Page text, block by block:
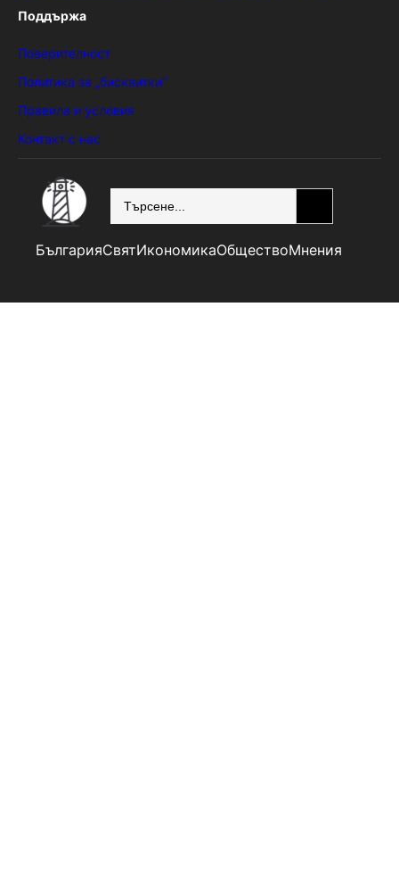
Поддържа
Поверителност
Политика за „бисквитки“
Правила и условия
Контакт с нас
БългарияСвятИкономикаОбществоМнения